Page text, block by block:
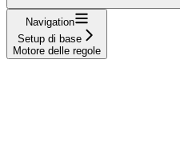
Navigation
Setup di base
Motore delle regole